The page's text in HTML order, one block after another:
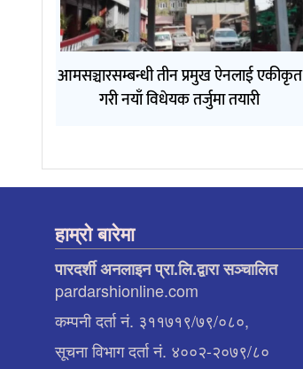
आमसञ्चारसम्बन्धी तीन प्रमुख ऐनलाई एकीकृत
गरी नयाँ विधेयक तर्जुमा तयारी
हाम्रो बारेमा
पारदर्शी अनलाइन प्रा.लि.द्वारा सञ्चालित
pardarshionline.com
कम्पनी दर्ता नं. ३११७१९/७९/०८०,
सूचना विभाग दर्ता नं. ४००२-२०७९/८०